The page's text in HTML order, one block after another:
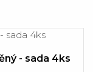
- sada 4ks